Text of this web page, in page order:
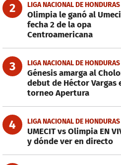
2 LIGA NACIONAL DE HONDURAS
Olimpia le ganó al
fecha 2 de la opa
Centroamericana
3 LIGA NACIONAL DE HONDURAS
Génesis amarga al
debut de Héctor Vargas
torneo Apertura
4 LIGA NACIONAL DE HONDURAS
UMECIT vs Olimpia EN
y dónde ver en directo